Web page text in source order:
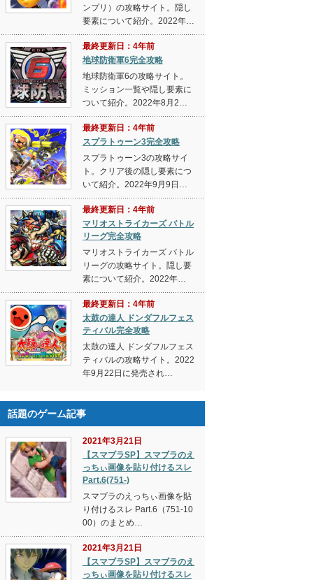
ンプリ）の攻略サイト。隠し
要素について紹介。2022年…
最終更新日：4年前
地球防衛軍6完全攻略
地球防衛軍6の攻略サイト。
ミッション一覧や隠し要素に
ついて紹介。2022年8月2…
最終更新日：4年前
スプラトゥーン3完全攻略
スプラトゥーン3の攻略サイ
ト。クリア後の隠し要素につ
いて紹介。2022年9月9日…
最終更新日：4年前
マリオストライカーズ バトル
リーグ完全攻略
マリオストライカーズ バトル
リーグの攻略サイト。隠し要
素について紹介。2022年…
最終更新日：4年前
太鼓の達人 ドンダフルフェス
ティバル完全攻略
太鼓の達人 ドンダフルフェス
ティバルの攻略サイト。2022
年9月22日に発売され…
話題のゲーム記事
2021年3月21日
【スマブラSP】スマブラのえ
っちぃ画像を貼り付けるスレ
Part.6(751-)
スマブラのえっちぃ画像を貼
り付けるスレ Part.6（751-10
00）のまとめ…
2021年3月21日
【スマブラSP】スマブラのえ
っちぃ画像を貼り付けるスレ